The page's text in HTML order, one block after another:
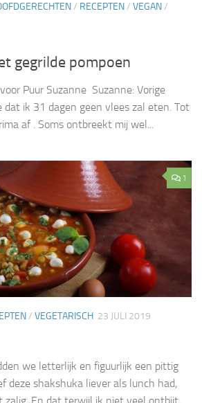
/ RECEPTEN/ VEGAN/
gegrilde pompoen
Puur Suzanne Suzanne: Vorige
ik 31 dagen geen vlees zal eten. Tot
af . Soms ontbreekt mij wel...
1
/ VEGETARISCH 23 JULI 2019
we letterlijk en figuurlijk een pittig
deze shakshuka liever als lunch had,